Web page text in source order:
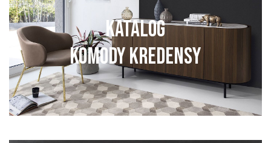
KATALOG
KOMODY KREDENSY